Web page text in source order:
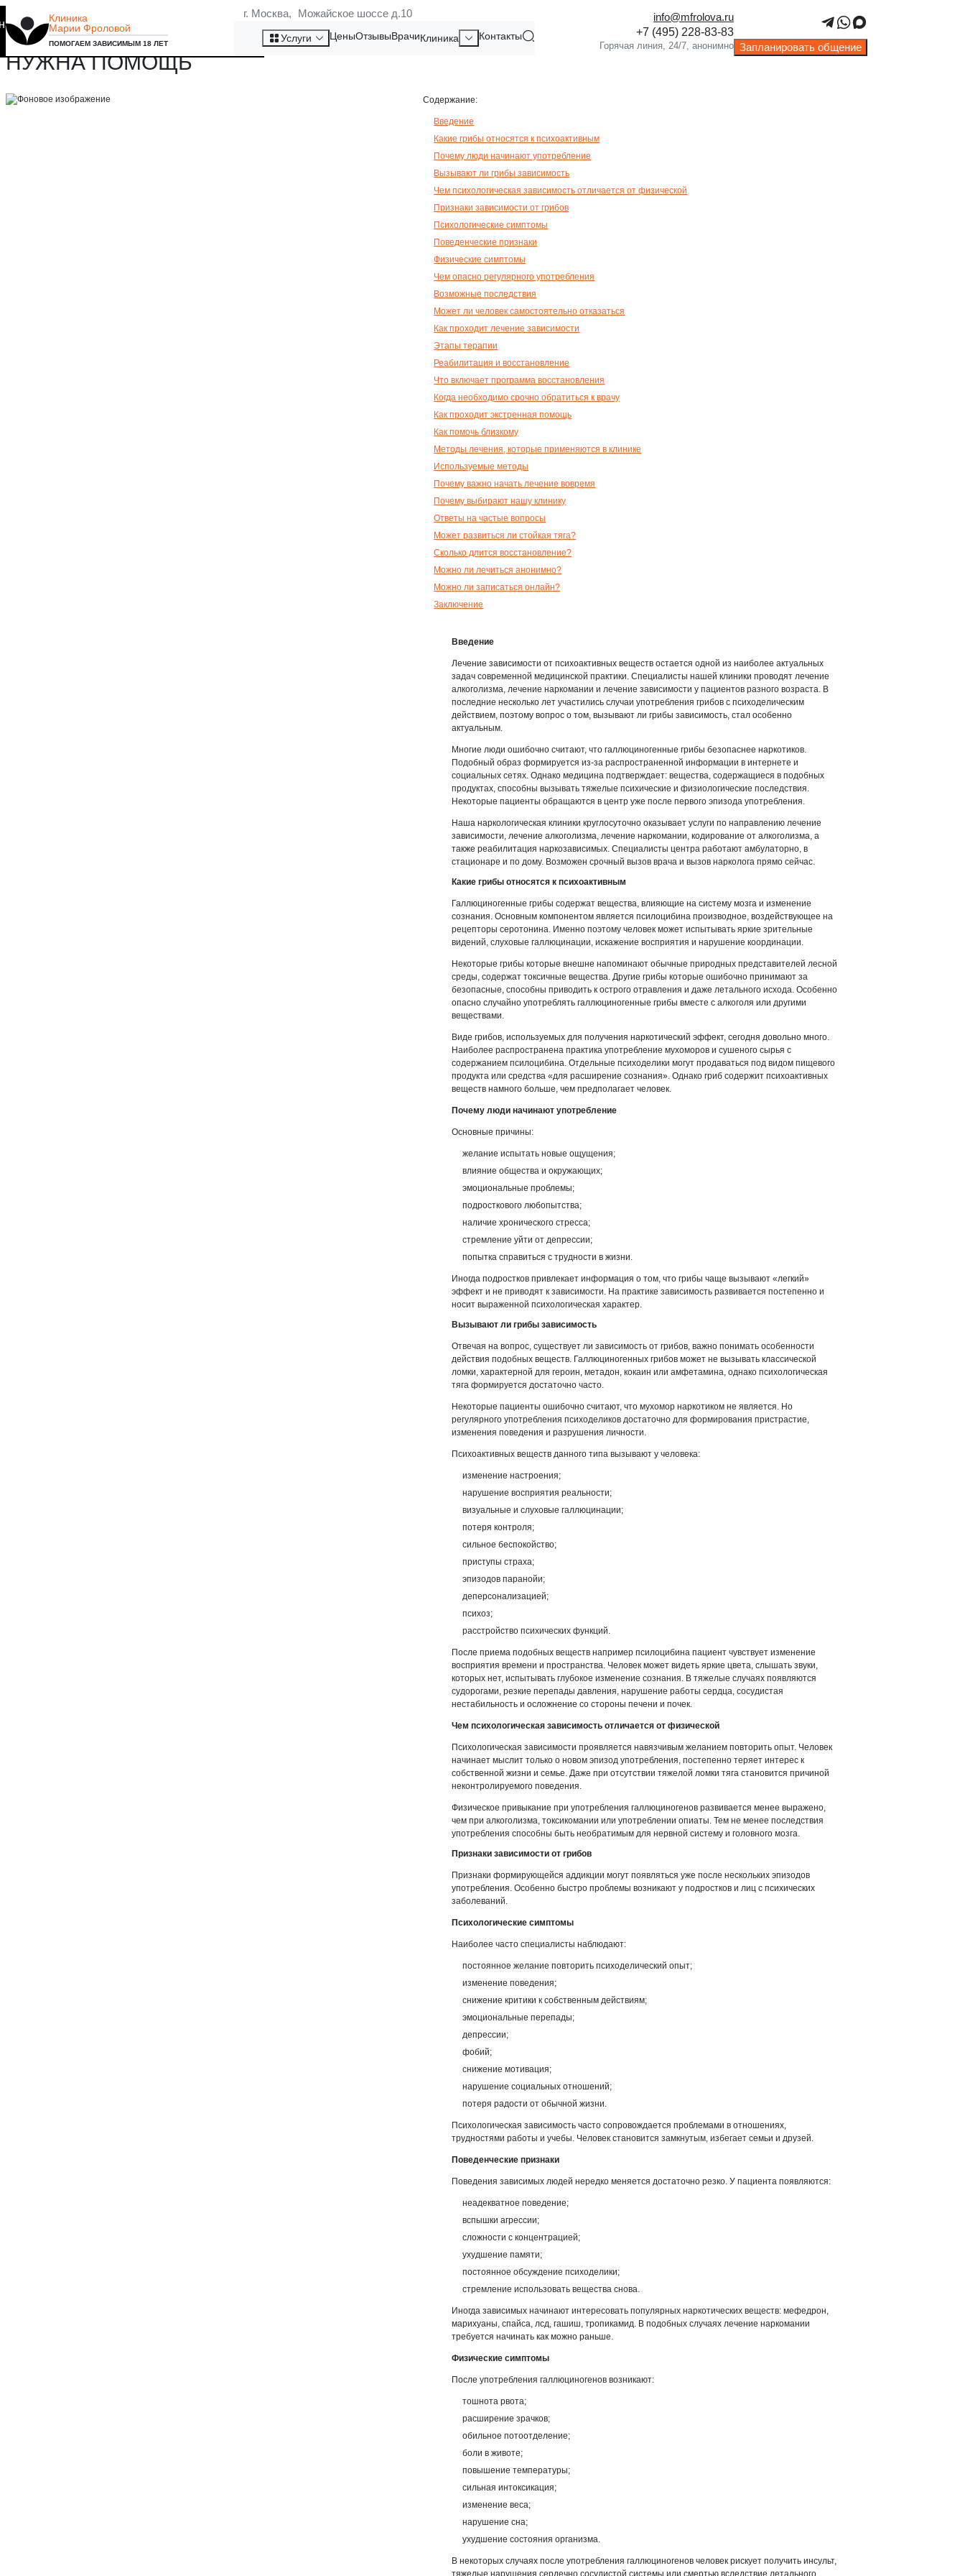
Клиника
Марии Фроловой
ПОМОГАЕМ ЗАВИСИМЫМ 18 ЛЕТ
г. Москва, Можайское шоссе д.10
Услуги ЦеныОтзывыВрачиКлиника Контакты
info@mfrolova.ru
Запланировать общение
ЕСТЬ ЛИ ЗАВИСИМОСТЬ ОТ ГРИБОВ: КАК РАСПОЗНАТЬ ПРОБЛЕМУ И КОГДА
НУЖНА ПОМОЩЬ
Содержание:
Введение
Какие грибы относятся к психоактивным
Почему люди начинают употребление
Вызывают ли грибы зависимость
Чем психологическая зависимость отличается от физической
Признаки зависимости от грибов
Психологические симптомы
Поведенческие признаки
Физические симптомы
Чем опасно регулярного употребления
Возможные последствия
Может ли человек самостоятельно отказаться
Как проходит лечение зависимости
Этапы терапии
Реабилитация и восстановление
Что включает программа восстановления
Когда необходимо срочно обратиться к врачу
Как проходит экстренная помощь
Как помочь близкому
Методы лечения, которые применяются в клинике
Используемые методы
Почему важно начать лечение вовремя
Почему выбирают нашу клинику
Ответы на частые вопросы
Может развиться ли стойкая тяга?
Сколько длится восстановление?
Можно ли лечиться анонимно?
Можно ли записаться онлайн?
Заключение
Введение
Лечение зависимости от психоактивных веществ остается одной из наиболее актуальных
задач современной медицинской практики. Специалисты нашей клиники проводят лечение
алкоголизма, лечение наркомании и лечение зависимости у пациентов разного возраста. В
последние несколько лет участились случаи употребления грибов с психоделическим
действием, поэтому вопрос о том, вызывают ли грибы зависимость, стал особенно
актуальным.
Многие люди ошибочно считают, что галлюциногенные грибы безопаснее наркотиков.
Подобный образ формируется из-за распространенной информации в интернете и
социальных сетях. Однако медицина подтверждает: вещества, содержащиеся в подобных
продуктах, способны вызывать тяжелые психические и физиологические последствия.
Некоторые пациенты обращаются в центр уже после первого эпизода употребления.
Наша наркологическая клиники круглосуточно оказывает услуги по направлению лечение
зависимости, лечение алкоголизма, лечение наркомании, кодирование от алкоголизма, а
также реабилитация наркозависимых. Специалисты центра работают амбулаторно, в
стационаре и по дому. Возможен срочный вызов врача и вызов нарколога прямо сейчас.
Какие грибы относятся к психоактивным
Галлюциногенные грибы содержат вещества, влияющие на систему мозга и изменение
сознания. Основным компонентом является псилоцибина производное, воздействующее на
рецепторы серотонина. Именно поэтому человек может испытывать яркие зрительные
видений, слуховые галлюцинации, искажение восприятия и нарушение координации.
Некоторые грибы которые внешне напоминают обычные природных представителей лесной
среды, содержат токсичные вещества. Другие грибы которые ошибочно принимают за
безопасные, способны приводить к острого отравления и даже летального исхода. Особенно
опасно случайно употреблять галлюциногенные грибы вместе с алкоголя или другими
веществами.
Виде грибов, используемых для получения наркотический эффект, сегодня довольно много.
Наиболее распространена практика употребление мухоморов и сушеного сырья с
содержанием псилоцибина. Отдельные психоделики могут продаваться под видом пищевого
продукта или средства «для расширение сознания». Однако гриб содержит психоактивных
веществ намного больше, чем предполагает человек.
Почему люди начинают употребление
Основные причины:
желание испытать новые ощущения;
влияние общества и окружающих;
эмоциональные проблемы;
подросткового любопытства;
наличие хронического стресса;
стремление уйти от депрессии;
попытка справиться с трудности в жизни.
Иногда подростков привлекает информация о том, что грибы чаще вызывают «легкий»
эффект и не приводят к зависимости. На практике зависимость развивается постепенно и
носит выраженной психологическая характер.
Вызывают ли грибы зависимость
Отвечая на вопрос, существует ли зависимость от грибов, важно понимать особенности
действия подобных веществ. Галлюциногенных грибов может не вызывать классической
ломки, характерной для героин, метадон, кокаин или амфетамина, однако психологическая
тяга формируется достаточно часто.
Некоторые пациенты ошибочно считают, что мухомор наркотиком не является. Но
регулярного употребления психоделиков достаточно для формирования пристрастие,
изменения поведения и разрушения личности.
Психоактивных веществ данного типа вызывают у человека:
изменение настроения;
нарушение восприятия реальности;
визуальные и слуховые галлюцинации;
потеря контроля;
сильное беспокойство;
приступы страха;
эпизодов паранойи;
деперсонализацией;
психоз;
расстройство психических функций.
После приема подобных веществ например псилоцибина пациент чувствует изменение
восприятия времени и пространства. Человек может видеть яркие цвета, слышать звуки,
которых нет, испытывать глубокое изменение сознания. В тяжелые случаях появляются
судорогами, резкие перепады давления, нарушение работы сердца, сосудистая
нестабильность и осложнение со стороны печени и почек.
Чем психологическая зависимость отличается от физической
Психологическая зависимости проявляется навязчивым желанием повторить опыт. Человек
начинает мыслит только о новом эпизод употребления, постепенно теряет интерес к
собственной жизни и семье. Даже при отсутствии тяжелой ломки тяга становится причиной
неконтролируемого поведения.
Физическое привыкание при употребления галлюциногенов развивается менее выражено,
чем при алкоголизма, токсикомании или употреблении опиаты. Тем не менее последствия
употребления способны быть необратимым для нервной систему и головного мозга.
Признаки зависимости от грибов
Признаки формирующейся аддикции могут появляться уже после нескольких эпизодов
употребления. Особенно быстро проблемы возникают у подростков и лиц с психических
заболеваний.
Психологические симптомы
Наиболее часто специалисты наблюдают:
постоянное желание повторить психоделический опыт;
изменение поведения;
снижение критики к собственным действиям;
эмоциональные перепады;
депрессии;
фобий;
снижение мотивация;
нарушение социальных отношений;
потеря радости от обычной жизни.
Психологическая зависимость часто сопровождается проблемами в отношениях,
трудностями работы и учебы. Человек становится замкнутым, избегает семьи и друзей.
Поведенческие признаки
Поведения зависимых людей нередко меняется достаточно резко. У пациента появляются:
неадекватное поведение;
вспышки агрессии;
сложности с концентрацией;
ухудшение памяти;
постоянное обсуждение психоделики;
стремление использовать вещества снова.
Иногда зависимых начинают интересовать популярных наркотических веществ: мефедрон,
марихуаны, спайса, лсд, гашиш, тропикамид. В подобных случаях лечение наркомании
требуется начинать как можно раньше.
Физические симптомы
После употребления галлюциногенов возникают:
тошнота рвота;
расширение зрачков;
обильное потоотделение;
боли в животе;
повышение температуры;
сильная интоксикация;
изменение веса;
нарушение сна;
ухудшение состояния организма.
В некоторых случаях после употребления галлюциногенов человек рискует получить инсульт,
тяжелые нарушения сердечно сосудистой системы или смертью вследствие летального
то, что мы используем